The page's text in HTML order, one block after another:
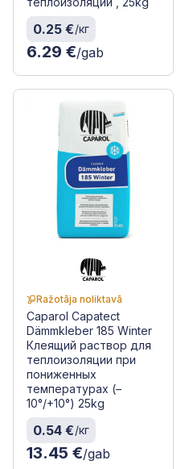
0.25 €/кг
6.29 €/gab
Ražotāja noliktavā
Caparol Capatect
Dämmkleber 185 Winter
Клеящий раствор для
теплоизоляции при
пониженных
температурах (–
10°/+10°) 25kg
0.54 €/кг
13.45 €/gab